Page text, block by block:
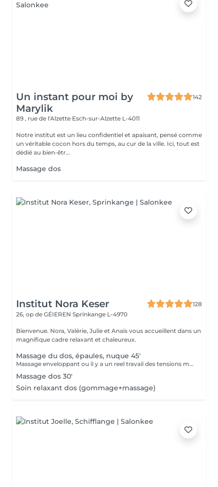
Un instant pour moi by
Marylik
142
89 , rue de l'Alzette Esch-sur-Alzette L-4011
Notre institut est un lieu confidentiel et apaisant, pensé comme
un véritable cocon hors du temps, au cur de la ville. Ici, tout est
dédié au bien-êtr...
Massage dos
Institut Nora Keser
128
26, op de GÉIEREN Sprinkange L-4970
Bienvenue. Nora, Valérie, Julie et Anaïs vous accueillent dans un
magnifique cadre relaxant et chaleureux.
Massage du dos, épaules, nuque 45'
Massage enveloppant ou il y a un reel travail des tensions musculaires. axé sur le dos mais avec un reel benefice pour la nuque et les épaules.
Massage dos 30'
Soin relaxant dos (gommage+massage)